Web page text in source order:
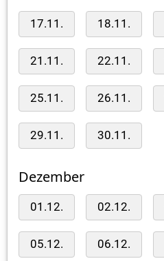
17.11. 18.11.
21.11. 22.11.
25.11. 26.11.
29.11. 30.11.
Dezember
01.12. 02.12.
05.12. 06.12.